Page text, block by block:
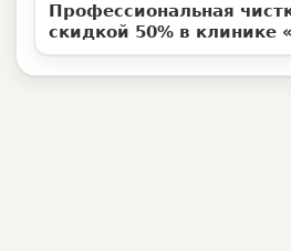
Профессиональная
скидкой 50% в клинике